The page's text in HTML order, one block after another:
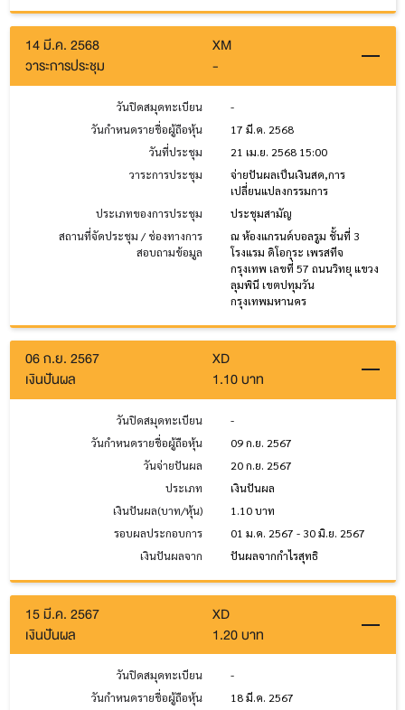
14 มี.ค. 2568
XM
วาระการประชุม
-
วันปิดสมุดทะเบียน
-
วันกำหนดรายชื่อผู้ถือหุ้น
17 มี.ค. 2568
วันที่ประชุม
21 เม.ย. 2568 15:00
วาระการประชุม
จ่ายปันผลเป็นเงินสด,การ
เปลี่ยนแปลงกรรมการ
ประเภทของการประชุม
ประชุมสามัญ
สถานที่จัดประชุม / ช่องทางการ
สอบถามข้อมูล
ณ ห้องแกรนด์บอลรูม ชั้นที่ 3
โรงแรม ดิโอกุระ เพรสทีจ
กรุงเทพ เลขที่ 57 ถนนวิทยุ แขวง
ลุมพินี เขตปทุมวัน
กรุงเทพมหานคร
06 ก.ย. 2567
XD
เงินปันผล
1.10 บาท
วันปิดสมุดทะเบียน
-
วันกำหนดรายชื่อผู้ถือหุ้น
09 ก.ย. 2567
วันจ่ายปันผล
20 ก.ย. 2567
ประเภท
เงินปันผล
เงินปันผล(บาท/หุ้น)
1.10 บาท
รอบผลประกอบการ
01 ม.ค. 2567 - 30 มิ.ย. 2567
เงินปันผลจาก
ปันผลจากกำไรสุทธิ
15 มี.ค. 2567
XD
เงินปันผล
1.20 บาท
วันปิดสมุดทะเบียน
-
วันกำหนดรายชื่อผู้ถือหุ้น
18 มี.ค. 2567